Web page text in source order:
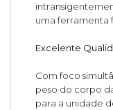
uma ferramenta
Excelente
Com foco
peso do corpo
para a unidade